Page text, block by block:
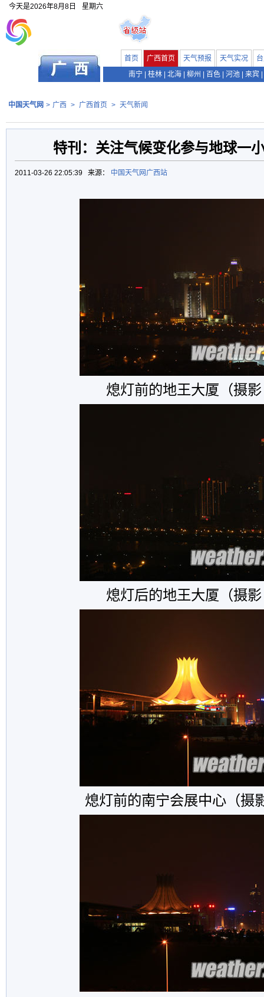
今天是2026年8月8日 星期六
首页 广西首页 天气预报 天气实况
南宁
桂林 北海 柳州 百色 河池 来宾
中国天气网 > 广西 > 广西首页 > 天气新闻
特刊：关注气候变化参与地球一
2011-03-26 22:05:39 来源： 中国天气网广西站
熄灯前的地王大厦（摄
熄灯后的地王大厦（摄
熄灯前的南宁会展中心（摄